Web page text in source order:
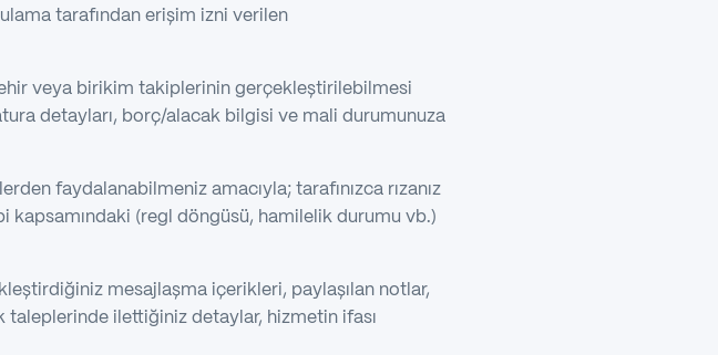
tarafından erişim izni verilen
veya birikim takiplerinin gerçekleştirilebilmesi
detayları, borç/alacak bilgisi ve mali durumunuza
faydalanabilmeniz amacıyla; tarafınızca rızanız
kapsamındaki (regl döngüsü, hamilelik durumu vb.)
mesajlaşma içerikleri, paylaşılan notlar,
taleplerinde ilettiğiniz detaylar, hizmetin ifası